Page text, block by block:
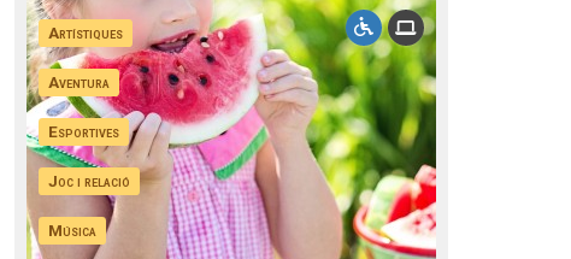
Artístiques
Aventura
Esportives
Joc i relació
Música